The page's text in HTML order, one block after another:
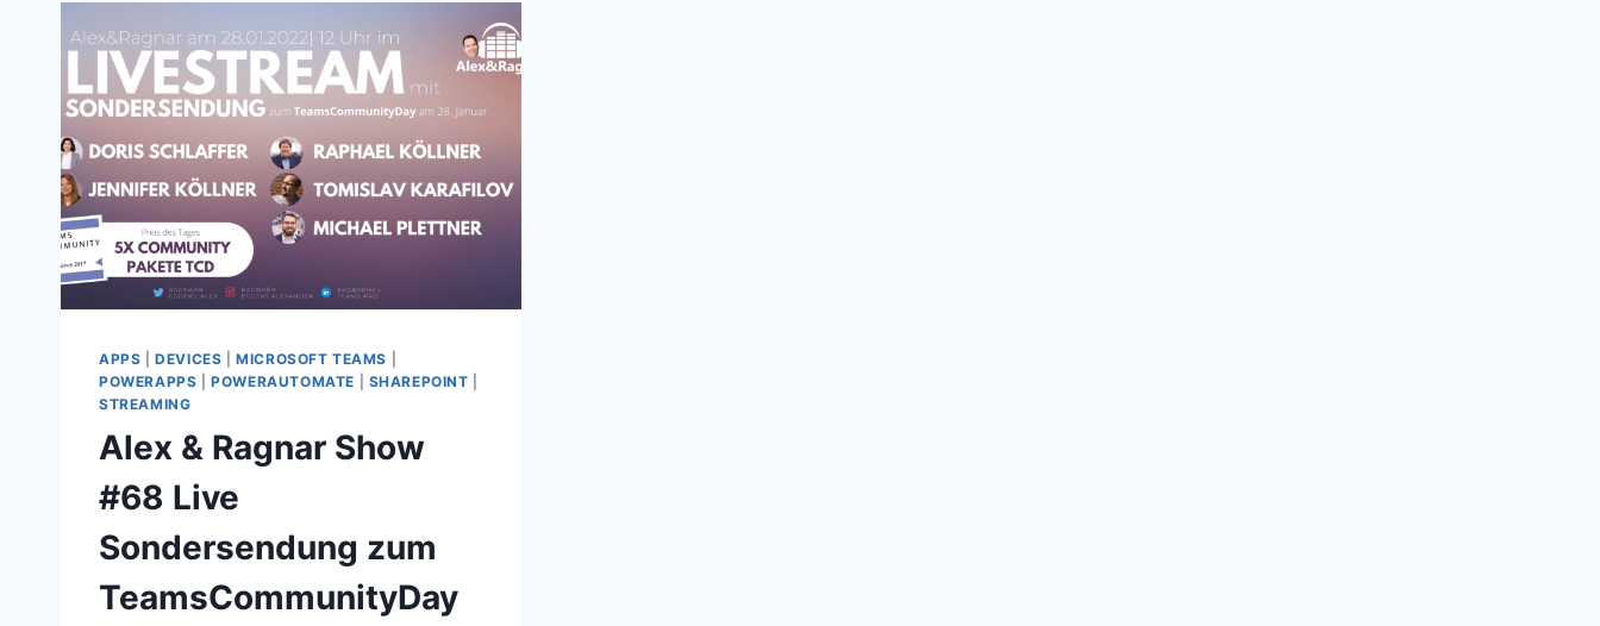
APPS |DEVICES |MICROSOFT TEAMS
POWERAPPS |POWERAUTOMATE SHAREPOINT
STREAMING
Alex & Ragnar Show
#68 Live
Sondersendung zum
TeamsCommunityDay